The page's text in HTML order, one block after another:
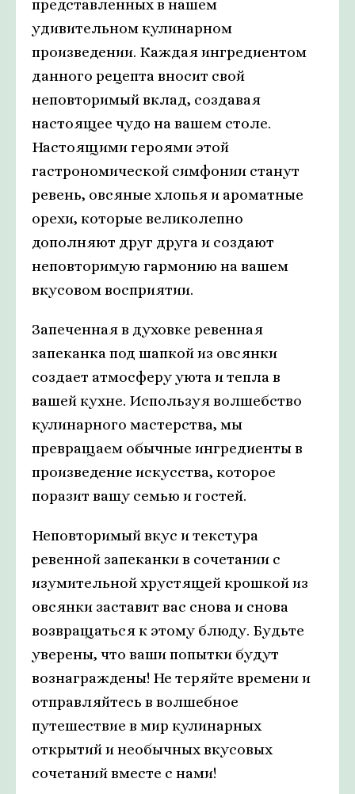
представленных в нашем
удивительном кулинарном
произведении. Каждая ингредиентом
данного рецепта вносит свой
неповторимый вклад, создавая
настоящее чудо на вашем столе.
Настоящими героями этой
гастрономической симфонии станут
ревень, овсяные хлопья и ароматные
орехи, которые великолепно
дополняют друг друга и создают
неповторимую гармонию на вашем
вкусовом восприятии.
Запеченная в духовке ревенная
запеканка под шапкой из oвсянки
создает атмосферу уюта и тепла в
вашей кухне. Используя волшебство
кулинарного мастерства, мы
превращаем обычные ингредиенты в
произведение искусства, которое
поразит вашу семью и гостей.
Неповторимый вкус и текстура
ревенной запеканки в сочетании с
изумительной хрустящей крошкой из
овсянки заставит вас снова и снова
возвращаться к этому блюду. Будьте
уверены, что ваши попытки будут
вознаграждены! Не теряйте времени и
отправляйтесь в волшебное
путешествие в мир кулинарных
открытий и необычных вкусовых
сочетаний вместе с нами!